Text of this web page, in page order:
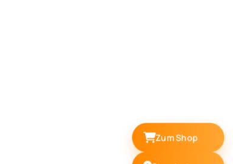
Zum Shop